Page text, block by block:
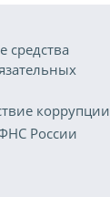
средства
коррупции
России